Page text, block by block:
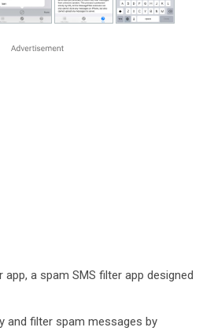
a spam SMS filter app designed
and filter spam messages by